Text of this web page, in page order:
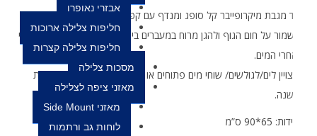
אבזרי נאופרן
חליפות צלילה ארוכות
חליפות צלילה קצרות
מסכות צלילה
מאזני ציפה לצלילה
מאזני Side Mount
לוחות גב ורתמות
מגבת מיקרופייבר קל סופג ומנדף עם קפושון בגזרה רחבה. נועד
על חום הגוף ולהגן מרוח במעברים בין חללים פתוחים וסגורים, לפני
המים.
לים/לגולשים/ שוחי מים פתוחים או בריכות לא מקורות בכל עונות